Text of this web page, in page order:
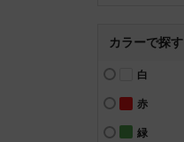
カラーで探す
白
赤
緑